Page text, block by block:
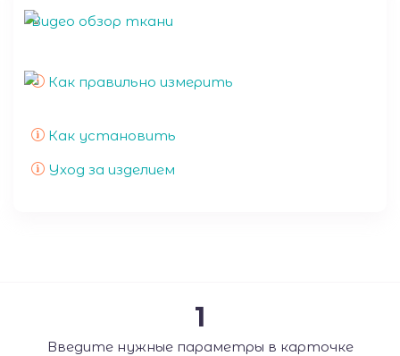
Видео обзор ткани
Как правильно измерить
Как установить
Уход за изделием
1
Введите нужные параметры в карточке